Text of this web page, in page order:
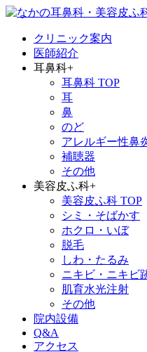
クリニック案内
医師紹介
耳鼻科+
耳鼻科 TOP
耳
鼻
のど
アレルギー性鼻
補聴器
その他
美容皮ふ科+
美容皮ふ科 TOP
シミ・そばかす
ホクロ・いぼ
脱毛
しわ・たるみ
ニキビ・ニキビ
肌育水光注射
その他
院内設備
Q&A
アクセス